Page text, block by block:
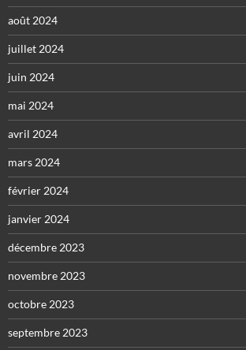
août 2024
juillet 2024
juin 2024
mai 2024
avril 2024
mars 2024
février 2024
janvier 2024
décembre 2023
novembre 2023
octobre 2023
septembre 2023